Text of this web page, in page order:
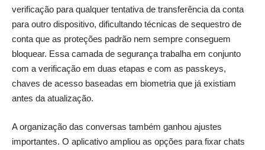
verificação para qualquer tentativa de transferência da conta
para outro dispositivo, dificultando técnicas de sequestro de
conta que as proteções padrão nem sempre conseguem
bloquear. Essa camada de segurança trabalha em conjunto
com a verificação em duas etapas e com as passkeys,
chaves de acesso baseadas em biometria que já existiam
antes da atualização.
A organização das conversas também ganhou ajustes
importantes. O aplicativo ampliou as opções para fixar chats